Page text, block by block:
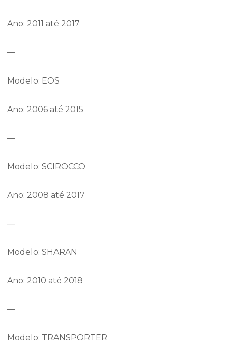
Ano: 2011 até 2017
—
Modelo: EOS
Ano: 2006 até 2015
—
Modelo: SCIROCCO
Ano: 2008 até 2017
—
Modelo: SHARAN
Ano: 2010 até 2018
—
Modelo: TRANSPORTER